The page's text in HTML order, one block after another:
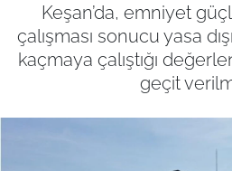
Keşan’da, emniyet
çalışması sonucu yasa
kaçmaya çalıştığı
geçit
GÜNDEM